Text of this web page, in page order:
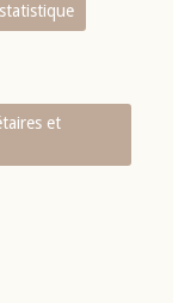
et